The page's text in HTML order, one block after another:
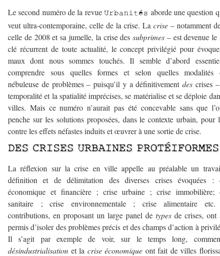
Le second numéro de la revueUrbanités aborde une question
veut ultra-contemporaine, celle de la crise. La crise – notamment
celle de 2008 et sa jumelle, la crise dessubprimes – est devenue
clé récurrent de toute actualité, le concept privilégié pour
maux dont nous sommes touchés. Il semble d’abord
comprendre sous quelles formes et selon quelles modalités
nébuleuse de problèmes – puisqu’il y a définitivement des crises
temporalité et la spatialité imprécises, se matérialise et se déploie
villes. Mais ce numéro n’aurait pas été concevable sans que
penche sur les solutions proposées, dans le contexte urbain, pour
contre les effets néfastes induits et œuvrer à une sortie de crise.
DES CRISES URBAINES PROTÉIFORMES
La réflexion sur la crise en ville appelle au préalable un
définition et de délimitation des diverses crises évoquées :
économique et financière ; crise urbaine ; crise immobilière;
sanitaire ; crise environnementale ; crise alimentaire etc.
contributions, en proposant un large panel de types de crises, ont
permis d’isoler des problèmes précis et des champs d’action à
Il s’agit par exemple de voir, sur le temps long,
désindustrialisation et la crise économique ont fait de villes